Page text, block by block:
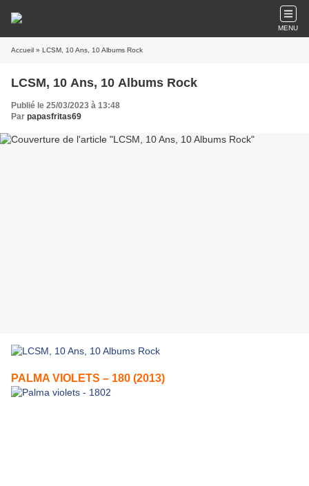
MENU
Accueil » LCSM, 10 Ans, 10 Albums Rock
LCSM, 10 Ans, 10 Albums Rock
Publié le 25/03/2023 à 13:48
Par papasfritas69
PALMA VIOLETS – 180 (2013)